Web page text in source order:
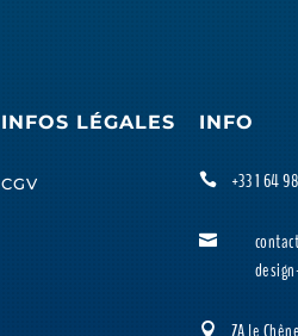
INFOS LÉGALES
CGV
INFO
 +33 1 64

